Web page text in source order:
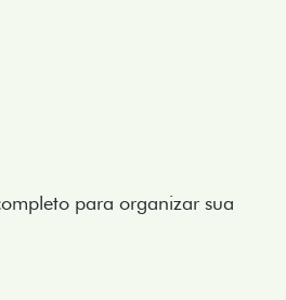
para organizar sua